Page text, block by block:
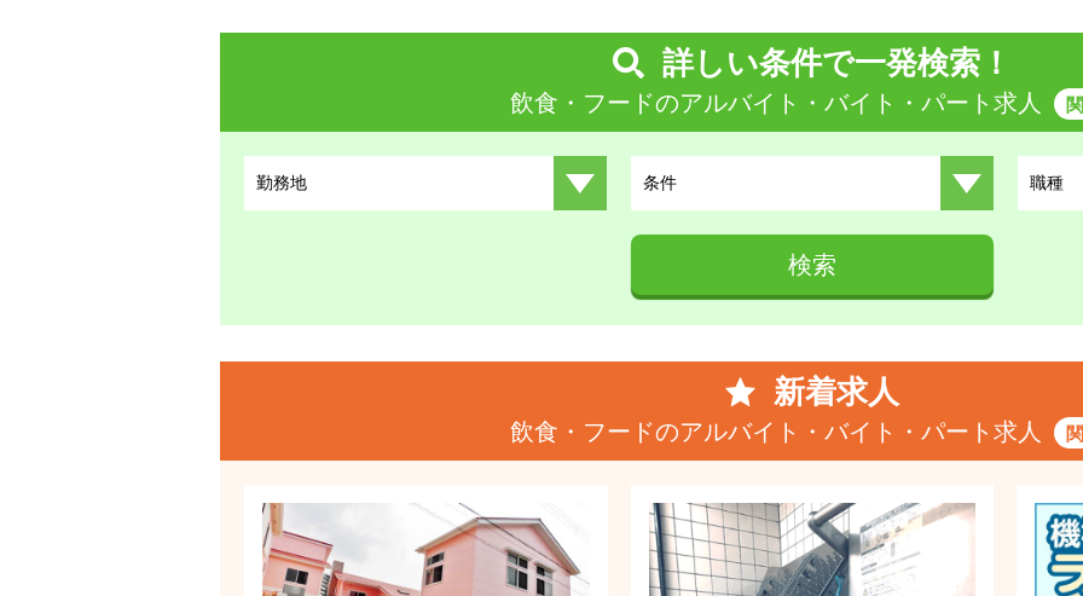
詳しい条件で一発検索！
飲食・フードのアルバイト・バイト・パート求人
勤務地 条件 職種
検索
新着求人
飲食・フードのアルバイト・バイト・パート求人